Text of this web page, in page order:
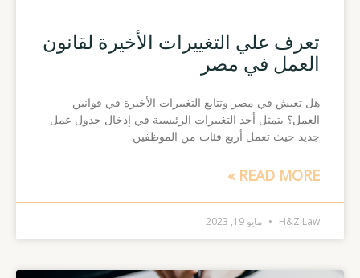
تعرف علي التغييرات الأخيرة لقانون
العمل في مصر
هل تعيش في مصر وتتابع التغييرات الأخيرة في قوانين
العمل؟ يتمثل أحد التغييرات الرئيسية في إدخال جدول عمل
جديد حيث تعمل أربع فئات من الموظفين
READ MORE »
H&Z Law مايو 19, 2023